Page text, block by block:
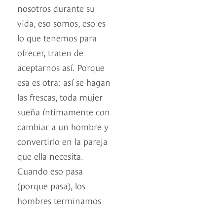
nosotros durante su
vida, eso somos, eso es
lo que tenemos para
ofrecer, traten de
aceptarnos así. Porque
esa es otra: así se hagan
las frescas, toda mujer
sueña íntimamente con
cambiar a un hombre y
convertirlo en la pareja
que ella necesita.
Cuando eso pasa
(porque pasa), los
hombres terminamos